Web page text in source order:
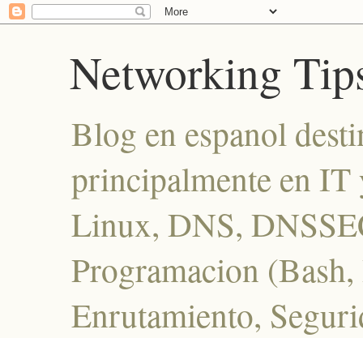
Networking
Blog en espanol
principalmente en IT
Linux, DNS,
Programacion
Enrutamiento,